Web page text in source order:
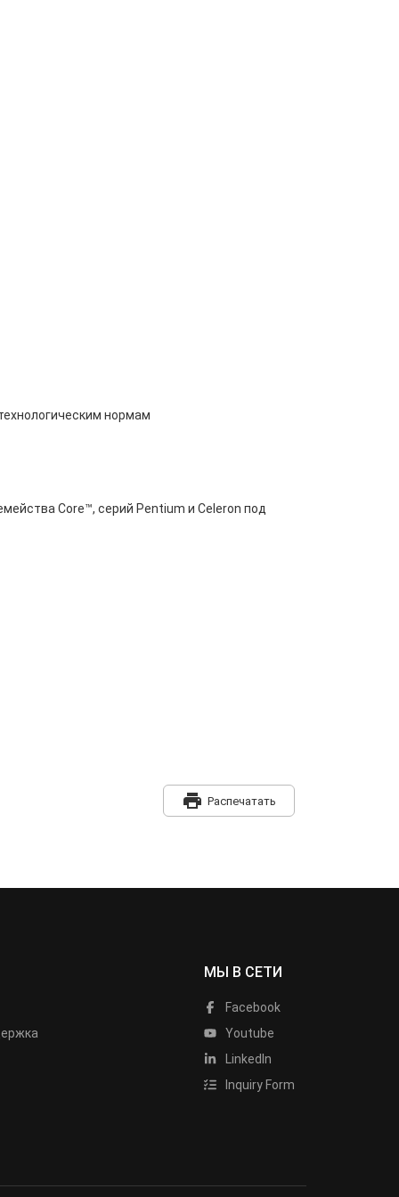
нормам
Core™, серий Pentium и Celeron под
print Распечатать
МЫ В СЕТИ
Facebook
Youtube
LinkedIn
Inquiry Form